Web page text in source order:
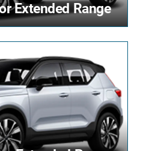
Extended Range